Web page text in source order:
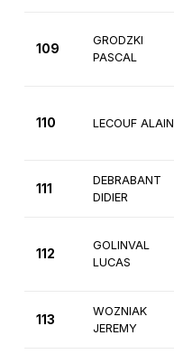
109
GRODZKI
PASCAL
110 LECOUF ALAIN
111
DEBRABANT
DIDIER
112
GOLINVAL
LUCAS
113
WOZNIAK
JEREMY